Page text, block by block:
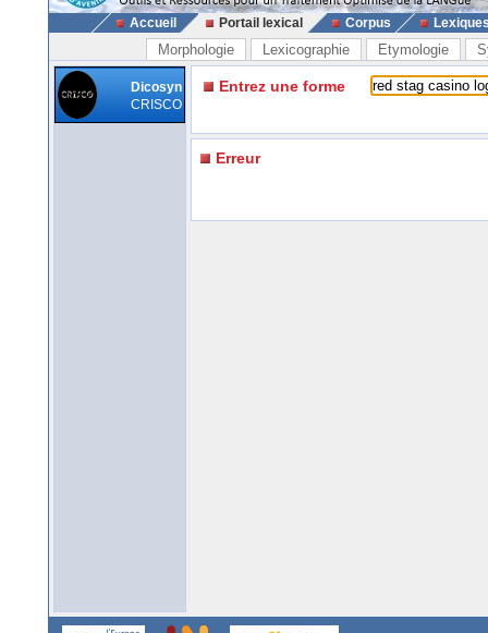
Accueil Portail lexical Corpus
Morphologie Lexicographie Etymologie
Dicosyn
CRISCO
Entrez une forme
Erreur